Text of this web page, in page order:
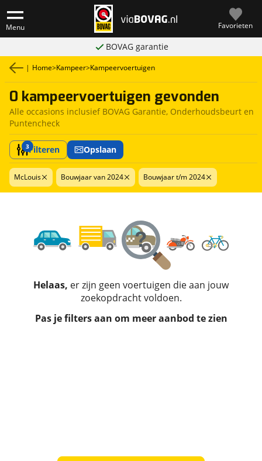
Menu Favorieten
BOVAG garantie
| Home>Kampeer>Kampeervoertuigen
0 kampeervoertuigen gevonden
Alle occasions inclusief BOVAG Garantie, Onderhoudsbeurt en
Puntencheck
3Filteren Opslaan
McLouis Bouwjaar van 2024 Bouwjaar t/m 2024
Helaas, er zijn geen voertuigen die aan jouw
zoekopdracht voldoen.
Pas je filters aan om meer aanbod te zien